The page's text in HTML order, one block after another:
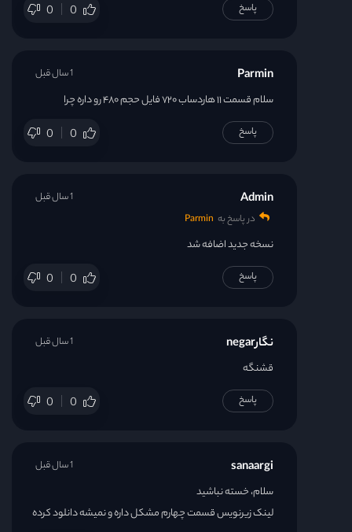
0 0 پاسخ
Parmin
سلام قسمت ۱۱ هاردساب ۷۲۰ فایل حجم ۴۸۰ رو داره چرا
0 0
1 سال قبل
پاسخ
Admin
در پاسخ به Parmin
نسخه جدید اضافه شد
0 0
1 سال قبل
پاسخ
نگارnegar
قشنگه
0 0
1 سال قبل
پاسخ
sanaargi
سلام، خسته نباشید
لینک زیرنویس قسمت چهارم مشکل داره و نمیشه دانلود کرده
1 سال قبل